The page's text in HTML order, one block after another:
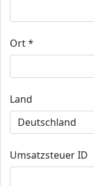
Ort *
Land
Umsatzsteuer ID